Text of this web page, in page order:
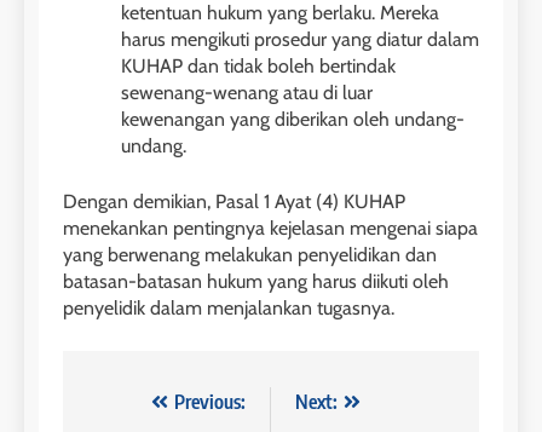
ketentuan hukum yang berlaku. Mereka
harus mengikuti prosedur yang diatur dalam
KUHAP dan tidak boleh bertindak
sewenang-wenang atau di luar
kewenangan yang diberikan oleh undang-
undang.
Dengan demikian, Pasal 1 Ayat (4) KUHAP
menekankan pentingnya kejelasan mengenai siapa
yang berwenang melakukan penyelidikan dan
batasan-batasan hukum yang harus diikuti oleh
penyelidik dalam menjalankan tugasnya.
NavigasiPrevious:
Next: